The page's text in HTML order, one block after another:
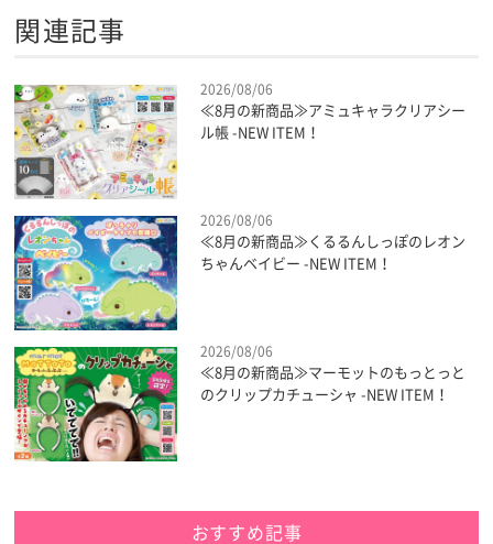
関連記事
2026/08/06
≪8月の新商品≫アミュキャラクリアシー
ル帳 -NEW ITEM！
2026/08/06
≪8月の新商品≫くるるんしっぽのレオン
ちゃんベイビー -NEW ITEM！
2026/08/06
≪8月の新商品≫マーモットのもっとっと
のクリップカチューシャ -NEW ITEM！
おすすめ記事